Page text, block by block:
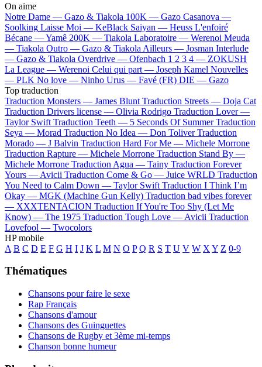
On aime
Notre Dame — Gazo & Tiakola 100K — Gazo Casanova —
Soolking Laisse Moi — KeBlack Saiyan — Heuss L'enfoiré
Bécane —Yamê 200K — Tiakola Laboratoire — Werenoi Meuda
— Tiakola Outro — Gazo & Tiakola Ailleurs — Josman Interlude
— Gazo & Tiakola Overdrive — Ofenbach 1 2 3 4 — ZOKUSH
La League — Werenoi Celui qui part — Joseph Kamel Nouvelles
— PLK No love — Ninho Urus — Favé (FR) DIE — Gazo
Top traduction
Traduction Monsters — James Blunt Traduction Streets — Doja Cat
Traduction Drivers license — Olivia Rodrigo Traduction Lover —
Taylor Swift Traduction Teeth — 5 Seconds Of Summer Traduction
Seya — Morad Traduction No Idea — Don Toliver Traduction
Morado — J Balvin Traduction Hard For Me — Michele Morrone
Traduction Rapture — Michele Morrone Traduction Stand By —
Michele Morrone Traduction Agua — Tainy Traduction Forever
Yours — Avicii Traduction Come & Go — Juice WRLD Traduction
You Need to Calm Down — Taylor Swift Traduction I Think I’m
Okay — MGK (Machine Gun Kelly) Traduction bad vibes forever
— XXXTENTACION Traduction If You're Too Shy (Let Me
Know) — The 1975 Traduction Tough Love — Avicii Traduction
Lovefool — Twocolors
HP mobile
A B C D E F G H I J K L M N O P Q R S T U V W X Y Z 0-9
Thématiques
Chansons pour faire le sexe
Rap Français
Chansons d'amour
Chansons des Guinguettes
Chansons de Rugby et 3ème mi-temps
Chanson bonne humeur